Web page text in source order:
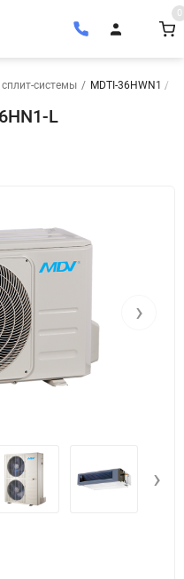
0
системы / MDTI-36HWN1 /
L
›
›